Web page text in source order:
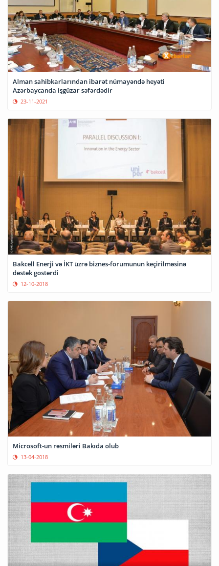
Alman sahibkarlarından ibarət nümayəndə heyəti
Azərbaycanda işgüzar səfərdədir
23-11-2021
Bakcell Enerji və İKT üzrə biznes-forumunun keçirilməsinə
dəstək göstərdi
12-10-2018
Microsoft-un rəsmiləri Bakıda olub
13-04-2018